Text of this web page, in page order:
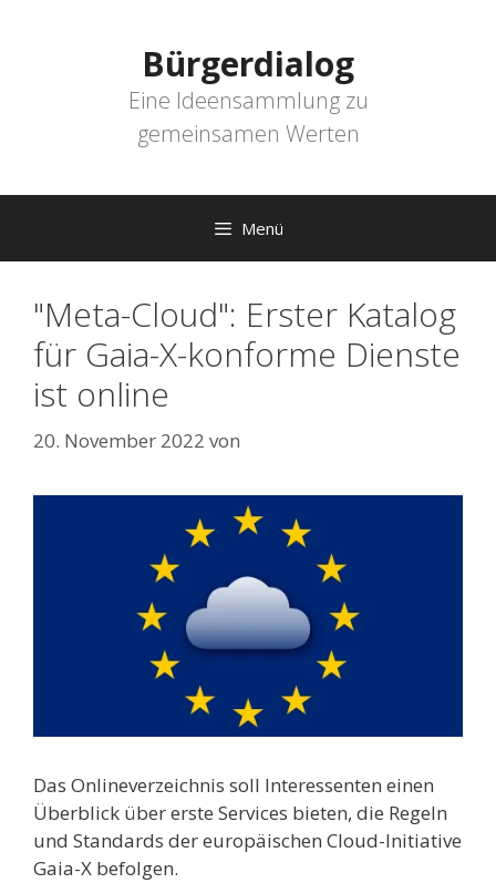
Bürgerdialog
Eine Ideensammlung zu
gemeinsamen Werten
Menü
"Meta-Cloud": Erster Katalog
für Gaia-X-konforme Dienste
ist online
20. November 2022 von
Das Onlineverzeichnis soll Interessenten einen
Überblick über erste Services bieten, die Regeln
und Standards der europäischen Cloud-Initiative
Gaia-X befolgen.